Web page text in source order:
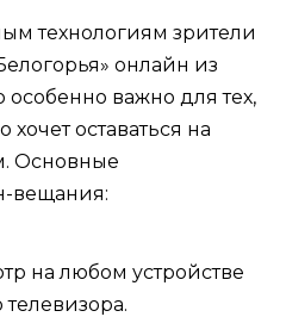
технологиям зрители
онлайн из
важно для тех,
оставаться на
Основные
вещания:
на любом устройстве